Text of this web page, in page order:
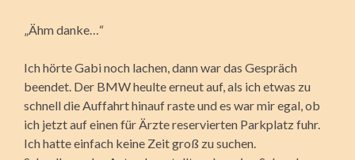
„Ähm danke…“
Ich hörte Gabi noch lachen, dann war das Gespräch
beendet. Der BMW heulte erneut auf, als ich etwas zu
schnell die Auffahrt hinauf raste und es war mir egal, ob
ich jetzt auf einen für Ärzte reservierten Parkplatz fuhr.
Ich hatte einfach keine Zeit groß zu suchen.